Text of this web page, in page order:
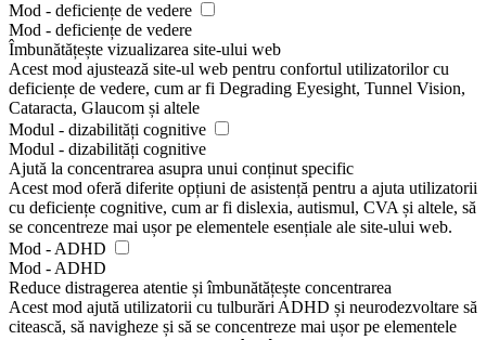
Mod - deficiențe de vedere
Mod - deficiențe de vedere
Îmbunătățește vizualizarea site-ului web
Acest mod ajustează site-ul web pentru confortul utilizatorilor cu
deficiențe de vedere, cum ar fi Degrading Eyesight, Tunnel Vision,
Cataracta, Glaucom și altele
Modul - dizabilități cognitive
Modul - dizabilități cognitive
Ajută la concentrarea asupra unui conținut specific
Acest mod oferă diferite opțiuni de asistență pentru a ajuta utilizatorii
cu deficiențe cognitive, cum ar fi dislexia, autismul, CVA și altele, să
se concentreze mai ușor pe elementele esențiale ale site-ului web.
Mod - ADHD
Mod - ADHD
Reduce distragerea atentie și îmbunătățește concentrarea
Acest mod ajută utilizatorii cu tulburări ADHD și neurodezvoltare să
citească, să navigheze și să se concentreze mai ușor pe elementele